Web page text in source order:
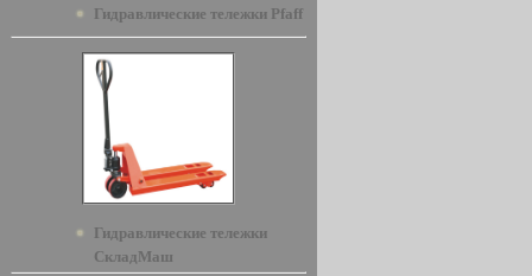
Гидравлические тележки Pfaff
Гидравлические тележки
СкладМаш